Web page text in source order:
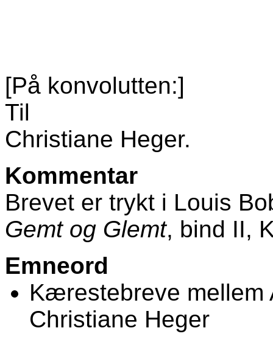
[På konvolutten:]
Til
Christiane Heger.
Kommentar
Brevet er trykt i Louis
Gemt og Glemt, bind II,
Emneord
Kærestebreve mellem
Christiane Heger